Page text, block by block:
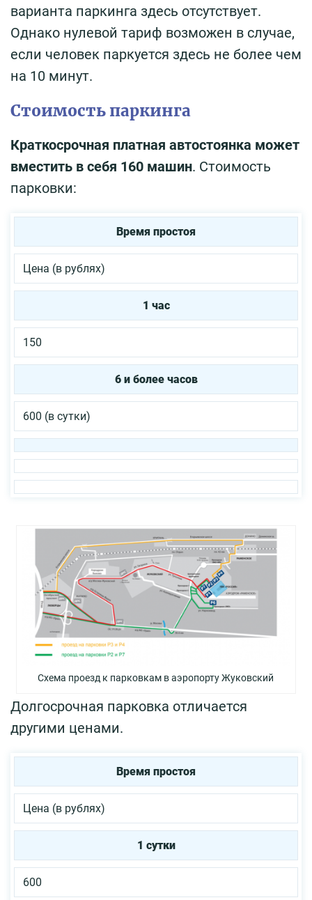
варианта паркинга здесь отсутствует.
Однако нулевой тариф возможен в случае,
если человек паркуется здесь не более чем
на 10 минут.
Стоимость паркинга
Краткосрочная платная автостоянка может
вместить в себя 160 машин. Стоимость
парковки:
Время простоя
Цена (в рублях)
1 час
150
6 и более часов
600 (в сутки)
Схема проезд к парковкам в аэропорту Жуковский
Долгосрочная парковка отличается
другими ценами.
Время простоя
Цена (в рублях)
1 сутки
600